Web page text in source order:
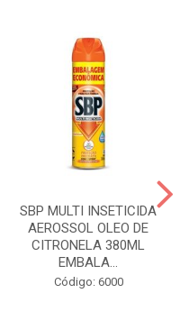
SBP MULTI INSETICIDA
AEROSSOL OLEO DE
CITRONELA 380ML
EMBALA...
Código: 6000